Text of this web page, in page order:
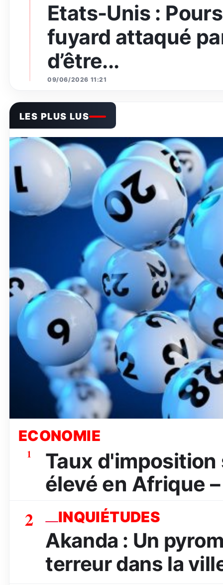
Etats-Unis :
fuyard attaqué
d’être...
09/06/2026 11:21
LES PLUS LUS
ECONOMIE
1
Taux
élevé en Afrique
2
INQUIÉTUDES
Akanda : Un
terreur dans la